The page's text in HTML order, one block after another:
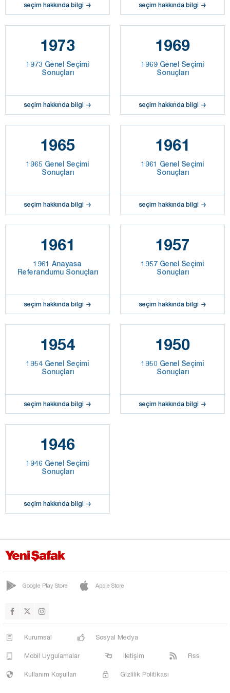
seçim hakkında bilgi seçim hakkında bilgi
1973
1973 Genel Seçimi
Sonuçları
seçim hakkında bilgi
1969
1969 Genel Seçimi
Sonuçları
seçim hakkında bilgi
1965
1965 Genel Seçimi
Sonuçları
seçim hakkında bilgi
1961
1961 Genel Seçimi
Sonuçları
seçim hakkında bilgi
1961
1961 Anayasa
Referandumu Sonuçları
seçim hakkında bilgi
1957
1957 Genel Seçimi
Sonuçları
seçim hakkında bilgi
1954
1954 Genel Seçimi
Sonuçları
seçim hakkında bilgi
1950
1950 Genel Seçimi
Sonuçları
seçim hakkında bilgi
1946
1946 Genel Seçimi
Sonuçları
seçim hakkında bilgi
Google Play Store Apple Store
Kurumsal Sosyal Medya
Mobil Uygulamalar İletişim Rss
Kullanım Koşulları Gizlilik Politikası